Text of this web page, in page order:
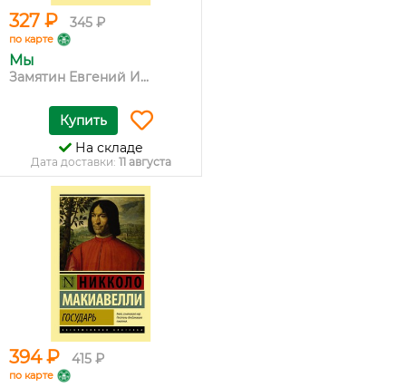
327 ₽ 345 ₽
по карте
Мы
Замятин Евгений И...
Купить
На складе
Дата доставки: 11 августа
394 ₽ 415 ₽
по карте